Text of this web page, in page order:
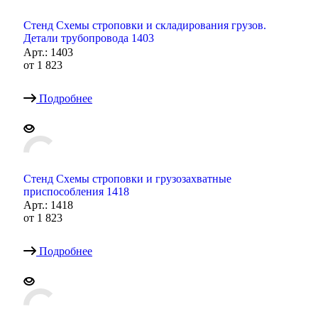
Стенд Схемы строповки и складирования грузов.
Детали трубопровода 1403
Арт.: 1403
от 1 823
Подробнее
Стенд Схемы строповки и грузозахватные
приспособления 1418
Арт.: 1418
от 1 823
Подробнее